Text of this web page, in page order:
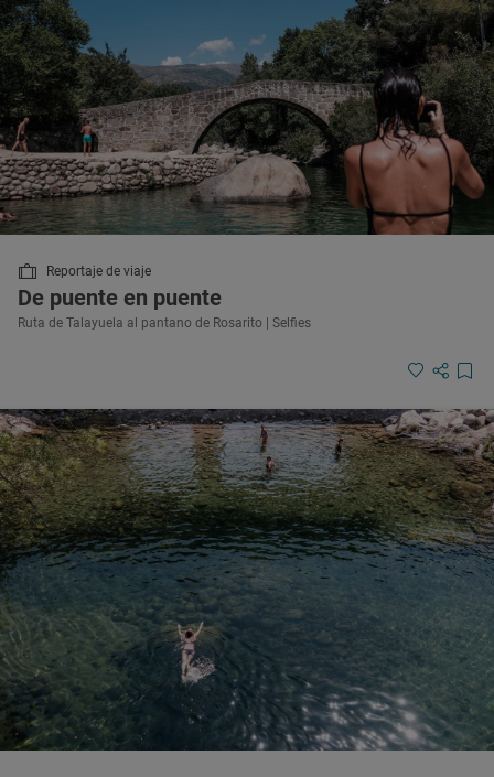
Reportaje de viaje
De puente en puente
Ruta de Talayuela al pantano de Rosarito | Selfies